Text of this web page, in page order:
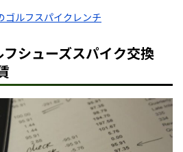
ゴルフスパイクレンチ
シューズスパイク交換